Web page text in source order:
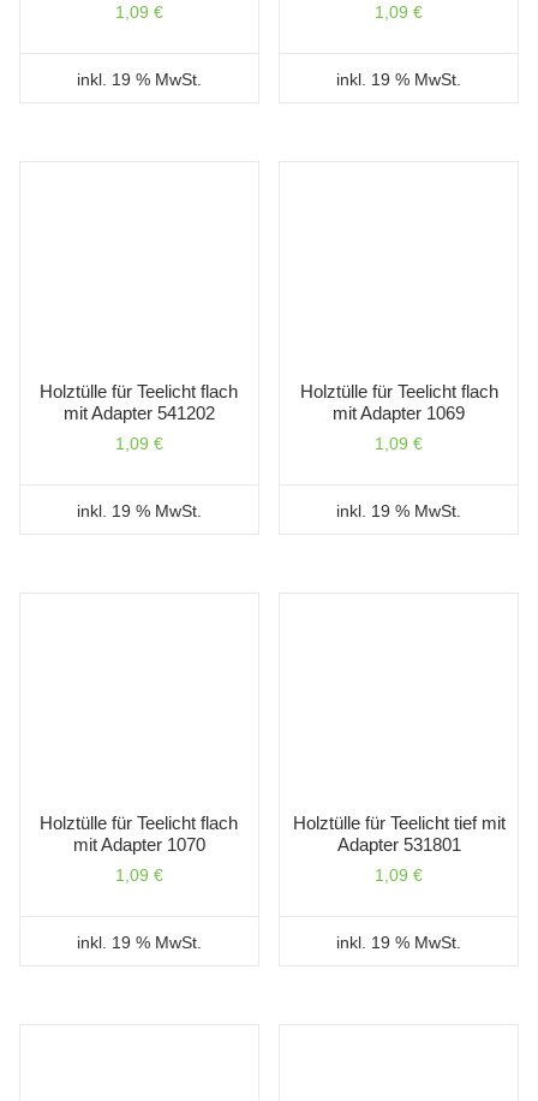
1,09 €
inkl. 19 % MwSt.
1,09€
inkl. 19 % MwSt.
Holztülle für Teelicht flach
mit Adapter 541202
1,09 €
inkl. 19 % MwSt.
Holztülle für Teelicht flach
mit Adapter 1069
1,09€
inkl. 19 % MwSt.
Holztülle für Teelicht flach
mit Adapter 1070
1,09 €
inkl. 19 % MwSt.
Holztülle für Teelicht tief mit
Adapter 531801
1,09€
inkl. 19 % MwSt.